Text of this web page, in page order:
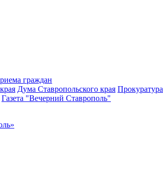
граждан
Дума Ставропольского края
Газета "Вечерний Ставрополь"